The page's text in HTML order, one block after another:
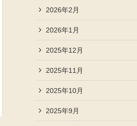
2026年2月
2026年1月
2025年12月
2025年11月
2025年10月
2025年9月